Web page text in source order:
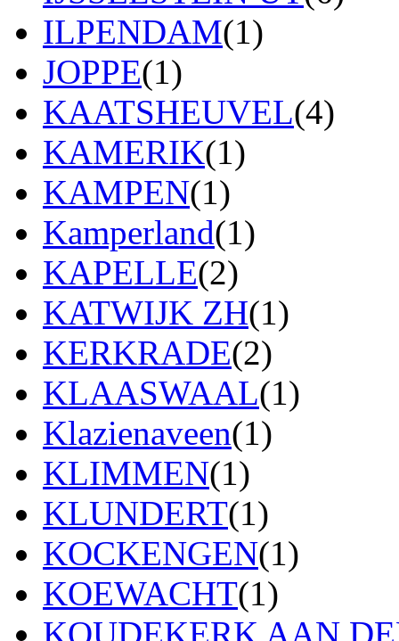
ILPENDAM(1)
JOPPE(1)
KAATSHEUVEL(4)
KAMERIK(1)
KAMPEN(1)
Kamperland(1)
KAPELLE(2)
KATWIJK ZH(1)
KERKRADE(2)
KLAASWAAL(1)
Klazienaveen(1)
KLIMMEN(1)
KLUNDERT(1)
KOCKENGEN(1)
KOEWACHT(1)
KOUDEKERK AAN